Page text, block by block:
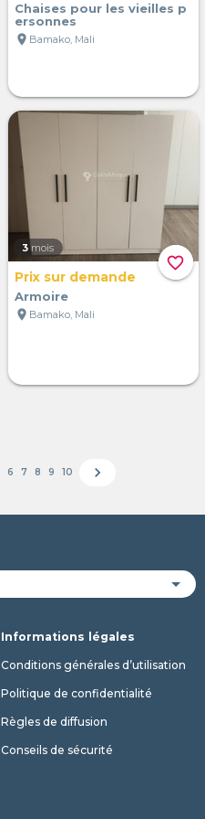
Chaises pour les vieilles p
ersonnes
location_on Bamako, Mali
favorite_border
3 mois
Prix sur demande
Armoire
location_on Bamako, Mali
6 7 8 9 10 chevron_right
Informations légales
Conditions générales d’utilisation
Politique de confidentialité
Règles de diffusion
Conseils de sécurité